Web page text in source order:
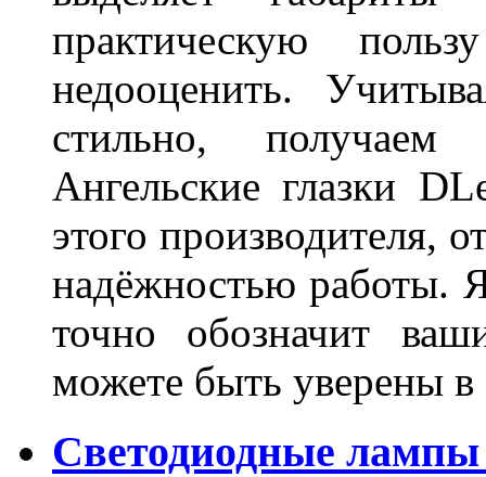
практическую
недооценить.
стильно,
Ангельские глазки
этого производителя,
надёжностью работы.
точно обозначит
можете быть уверены
Светодиодные